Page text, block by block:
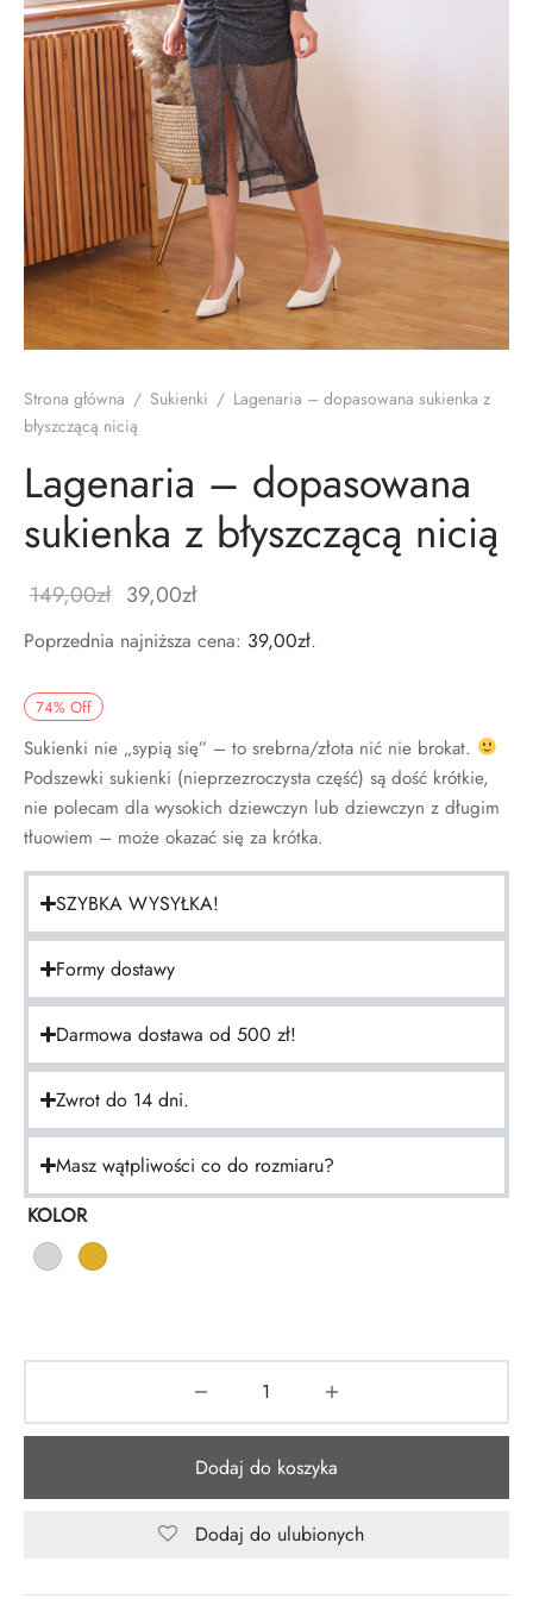
Strona główna / Sukienki / Lagenaria – dopasowana sukienka z
błyszczącą nicią
Lagenaria – dopasowana
sukienka z błyszczącą nicią
149,00zł 39,00zł
Poprzednia najniższa cena: 39,00zł.
74% Off
Sukienki nie „sypią się” – to srebrna/złota nić nie brokat.
Podszewki sukienki (nieprzezroczysta część) są dość krótkie,
nie polecam dla wysokich dziewczyn lub dziewczyn z długim
tłuowiem – może okazać się za krótka.
SZYBKA WYSYŁKA!
Formy dostawy
Darmowa dostawa od 500 zł!
Zwrot do 14 dni.
Masz wątpliwości co do rozmiaru?
KOLOR
Dodaj do koszyka
Dodaj do ulubionych
dresy
koszule
wierzchnie